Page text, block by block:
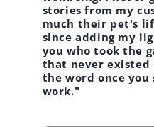
stories from my
much their pet's
since adding my
you who took the
that never existed
the word once you
work."